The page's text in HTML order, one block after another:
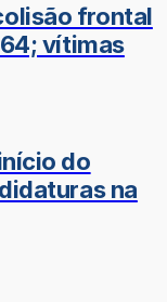
frontal
vítimas
do
na